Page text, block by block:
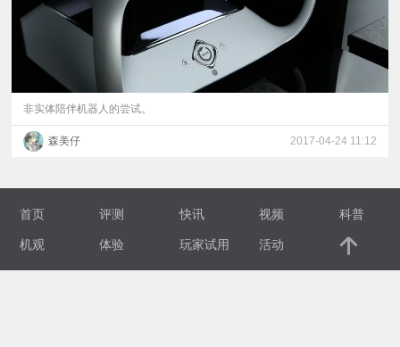
频
普
专
非实体陪伴机器人的尝试。
森美仔 2017-04-24 11:12
首页 评测 快讯 视频 科普
机观 体验 玩家试用 活动